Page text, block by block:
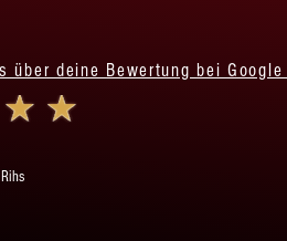
über deine Bewertung bei